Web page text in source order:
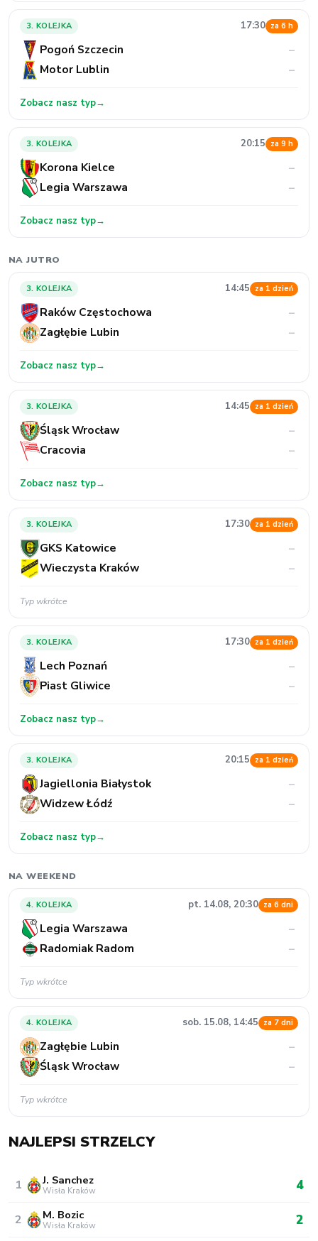
3. KOLEJKA 17:30 za 6 h
Pogoń Szczecin
–
Motor Lublin
–
Zobacz nasz typ→
3. KOLEJKA 20:15 za 9 h
Korona Kielce
–
Legia Warszawa
–
Zobacz nasz typ→
NA JUTRO
3. KOLEJKA 14:45 za 1 dzień
Raków Częstochowa
–
Zagłębie Lubin
–
Zobacz nasz typ→
3. KOLEJKA 14:45 za 1 dzień
Śląsk Wrocław
–
Cracovia
–
Zobacz nasz typ→
3. KOLEJKA 17:30 za 1 dzień
GKS Katowice
–
Wieczysta Kraków
–
Typ wkrótce
3. KOLEJKA 17:30 za 1 dzień
Lech Poznań
–
Piast Gliwice
–
Zobacz nasz typ→
3. KOLEJKA 20:15 za 1 dzień
Jagiellonia Białystok
–
Widzew Łódź
–
Zobacz nasz typ→
NA WEEKEND
4. KOLEJKA pt. 14.08, 20:30 za 6 dni
Legia Warszawa
–
Radomiak Radom
–
Typ wkrótce
4. KOLEJKA sob. 15.08, 14:45 za 7 dni
Zagłębie Lubin
–
Śląsk Wrocław
–
Typ wkrótce
NAJLEPSI STRZELCY
1 J. Sanchez
Wisła Kraków 4
2 M. Bozic
Wisła Kraków 2